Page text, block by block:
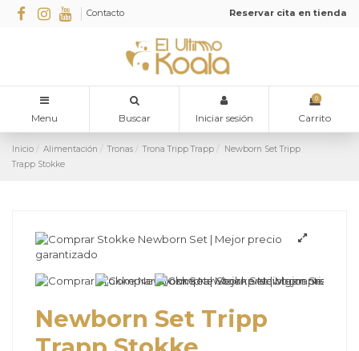
Contacto Reservar cita en tienda
Menu Buscar Iniciar sesión
0
Carrito
Inicio Alimentación Tronas Trona Tripp Trapp
Newborn Set Tripp
Trapp Stokke
Newborn Set Tripp